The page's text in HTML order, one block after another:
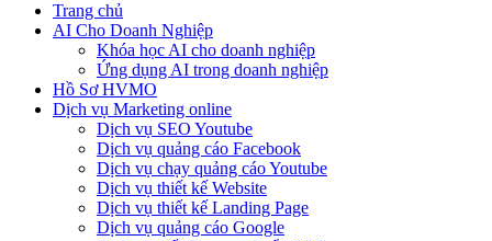
Trang chủ
AI Cho Doanh Nghiệp
Khóa học AI cho doanh nghiệp
Ứng dụng AI trong doanh nghiệp
Hồ Sơ HVMO
Dịch vụ Marketing online
Dịch vụ SEO Youtube
Dịch vụ quảng cáo Facebook
Dịch vụ chạy quảng cáo Youtube
Dịch vụ thiết kế Website
Dịch vụ thiết kế Landing Page
Dịch vụ quảng cáo Google